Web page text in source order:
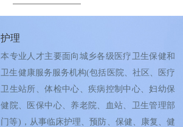
护理
本专业人才主要面向城乡各级医疗卫生保健和
卫生健康服务服务机构(包括医院、社区、医疗
卫生站所、体检中心、疾病控制中心、妇幼保
健院、医保中心、养老院、血站、卫生管理部
门等)，从事临床护理、预防、保健、康复、健